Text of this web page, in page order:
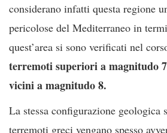
considerano infatti questa regione
pericolose del Mediterraneo in
quest’area si sono verificati nel
terremoti superiori a magnitudo
vicini a magnitudo 8.
La stessa configurazione geologica
terremoti greci vengano spesso